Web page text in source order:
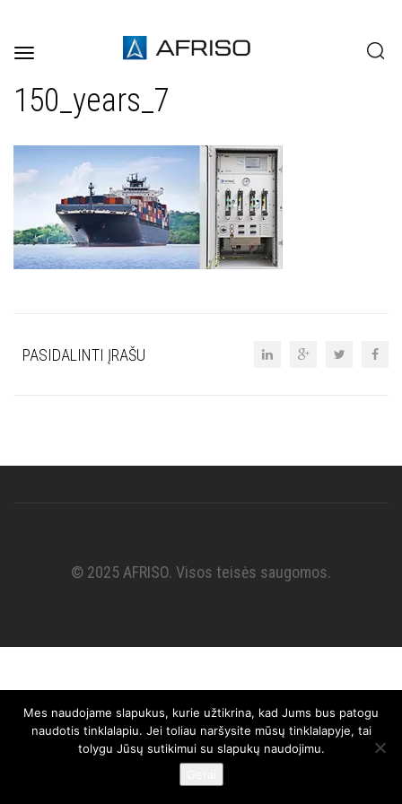
Toggle
150_years_7
PASIDALINTI ĮRAŠU
© 2025 AFRISO. Visos teisės saugomos.
Mes naudojame slapukus, kurie užtikrina, kad Jums bus patogu
naudotis tinklalapiu. Jei toliau naršysite mūsų tinklalapyje, tai
tolygu Jūsų sutikimui su slapukų naudojimu.